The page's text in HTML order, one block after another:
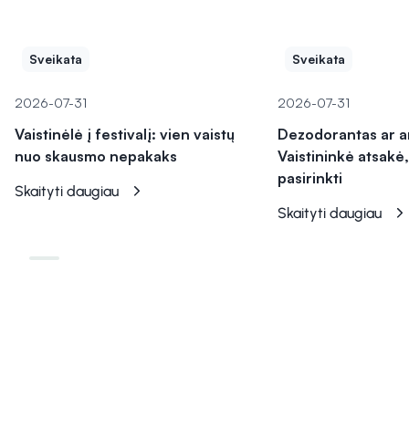
Sveikata
2026-07-31
Vaistinėlė į festivalį: vien vaistų
nuo skausmo nepakaks
Skaityti daugiau
Sveikata
2026-07-31
Dezodorantas ar
Vaistininkė
pasirinkti
Skaityti daugiau